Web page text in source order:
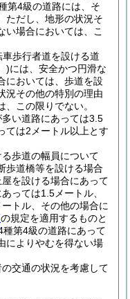
第4級の道路には、そ
ただし、地形の状況そ
い場合においては、こ
車歩行者道を設ける道
)には、安全かつ円滑な
においては、歩道を設
況その他の特別の理由
この限りでない。
い道路にあっては3.5
ては2メートル以上とす
歩道の幅員について
歩道橋等を設ける場合
を設ける場合にあって
っては1.5メートル、
トル、その他の場合に
の規定を適用するものと
第4級の道路にあって
によりやむを得ない場
交通の状況を考慮して